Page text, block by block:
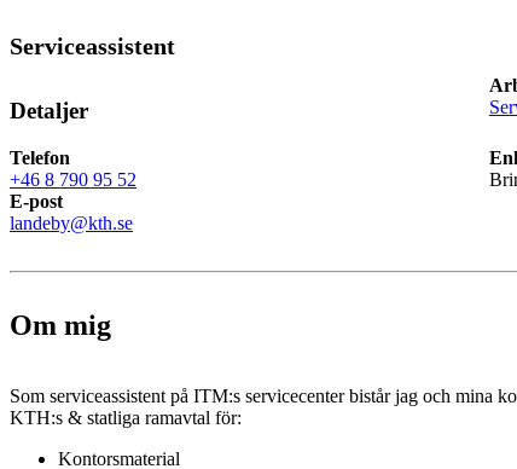
Serviceassistent
Detaljer
Telefon
+46 8 790 95 52
E-post
landeby@kth.se
Om mig
Som serviceassistent på ITM:s servicecenter bistår jag och mina
KTH:s & statliga ramavtal för:
Kontorsmaterial